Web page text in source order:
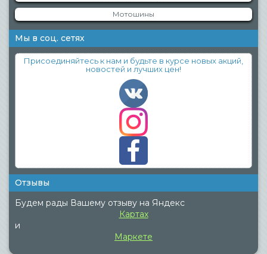
Мотошины
Мы в соц. сетях
Присоединяйтесь к нам и будьте в курсе новых акций,
новостей и лучших цен!
Отзывы
Будем рады Вашему отзыву на Яндекс
Картах
и
Маркете